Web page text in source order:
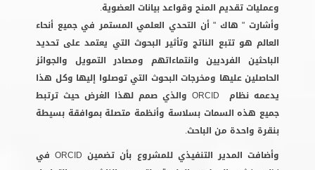
وعمليات تقديم المنح وقواعد بيانات العضوية.
وأشارت " هاك " أن التحدي العلمي المستمر في جميع أنحاء
العالم هو تتبع الناتج وتأثير البحوث التي يعتمد على تحديد
الباحثين الفرديين وانتماءاتهم ومصادر التمويل والجوائز
الحاصلين عليها ومخرجات البحوث التي توصلوا إليها وكل هذا
يدعمه نظام ORCID والذي صمم لهذا الغرض حيث ترتبط
جميع هذه السمات بسلاسة وأنظمة متصلة بموافقة بسيطة
بنقرة واحدة من الباحث.
وأضافت المدير التنفيذي للمشروع بأن تضمين ORCID في